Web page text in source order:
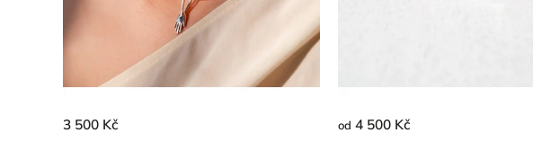
3 500 Kč od 4 500 Kč